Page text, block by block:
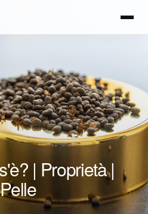
| Proprietà |